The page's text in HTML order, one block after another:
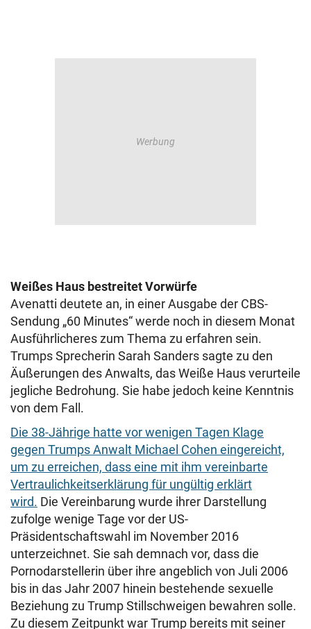
Weißes Haus bestreitet Vorwürfe
Avenatti deutete an, in einer Ausgabe der CBS-
Sendung „60 Minutes“ werde noch in diesem Monat
Ausführlicheres zum Thema zu erfahren sein.
Trumps Sprecherin Sarah Sanders sagte zu den
Äußerungen des Anwalts, das Weiße Haus verurteile
jegliche Bedrohung. Sie habe jedoch keine Kenntnis
von dem Fall.
Die 38-Jährige hatte vor wenigen Tagen Klage
gegen Trumps Anwalt Michael Cohen eingereicht,
um zu erreichen, dass eine mit ihm vereinbarte
Vertraulichkeitserklärung für ungültig erklärt
wird. Die Vereinbarung wurde ihrer Darstellung
zufolge wenige Tage vor der US-
Präsidentschaftswahl im November 2016
unterzeichnet. Sie sah demnach vor, dass die
Pornodarstellerin über ihre angeblich von Juli 2006
bis in das Jahr 2007 hinein bestehende sexuelle
Beziehung zu Trump Stillschweigen bewahren solle.
Zu diesem Zeitpunkt war Trump bereits mit seiner